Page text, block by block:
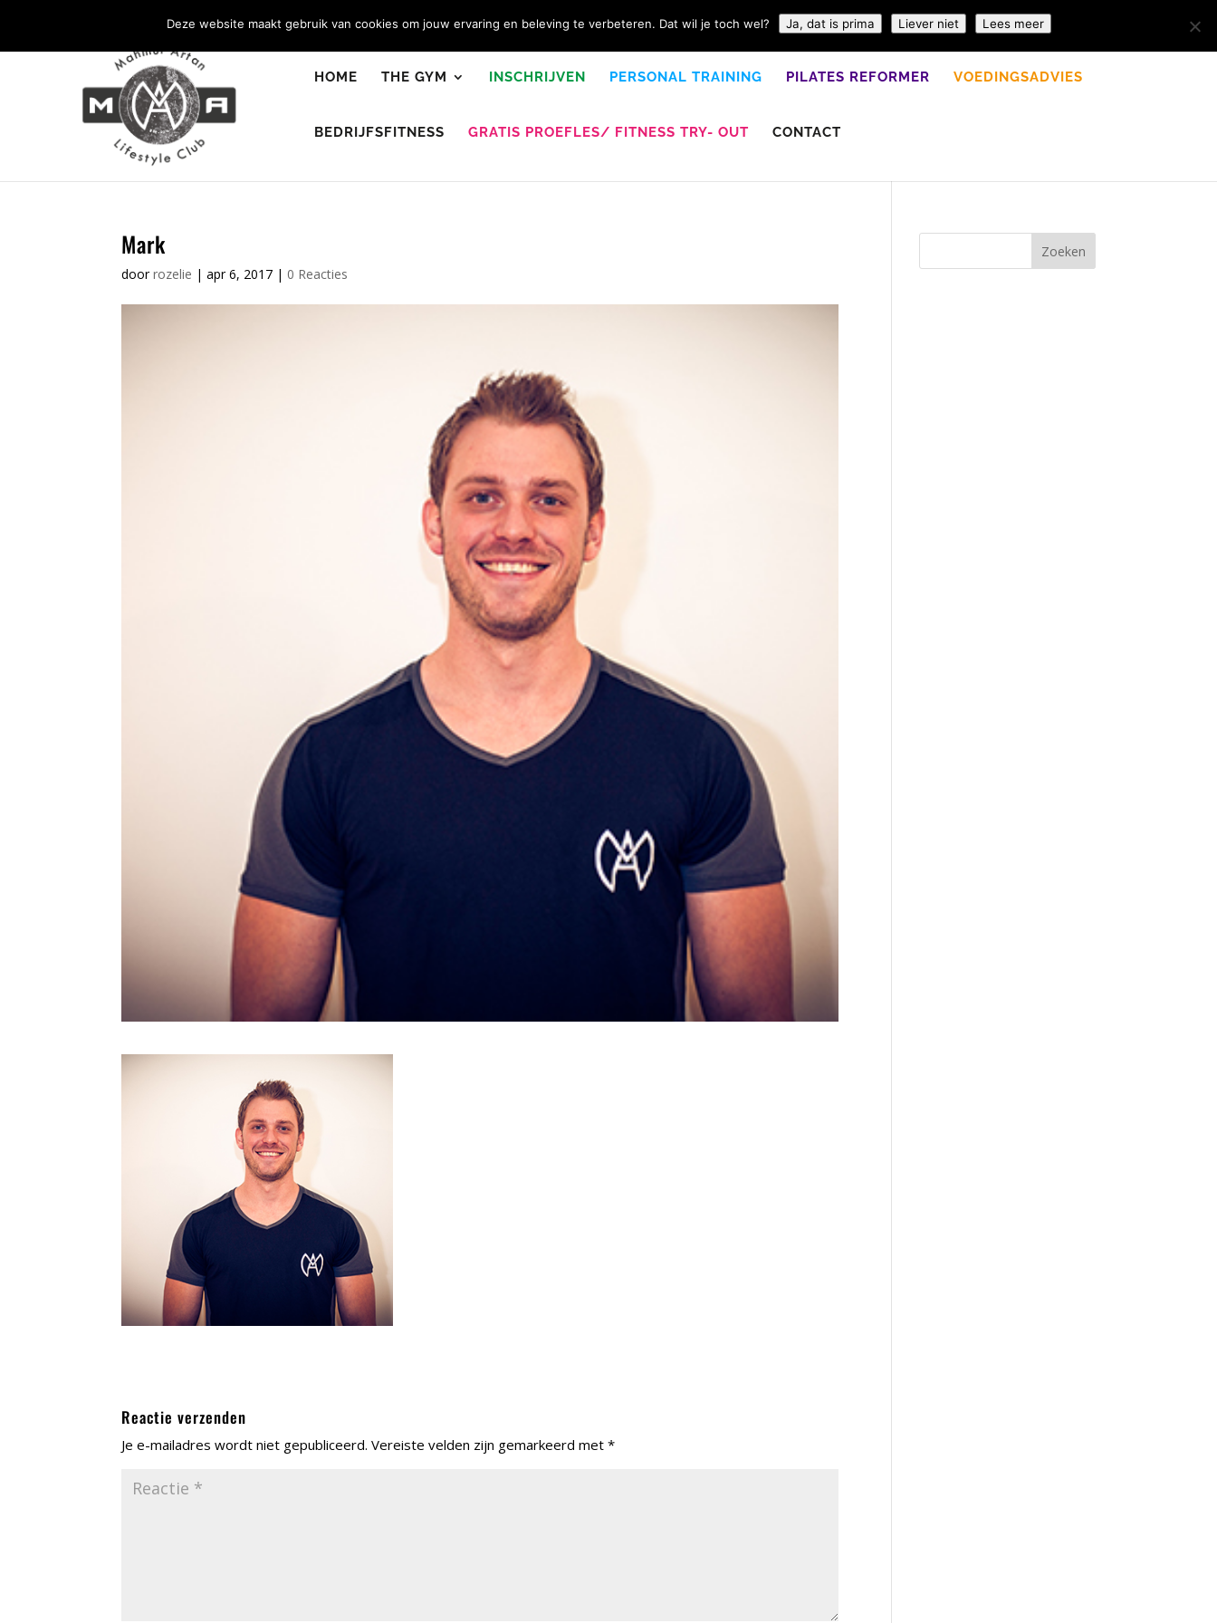
HOME THE GYM INSCHRIJVEN PERSONAL TRAINING PILATES REFORMER VOEDINGSADVIES
BEDRIJFSFITNESS GRATIS PROEFLES/ FITNESS TRY- OUT CONTACT
Mark
doorrozelie |apr 6, 2017 | 0 Reacties
Reactie verzenden
Je e-mailadres wordt niet gepubliceerd. Vereiste velden zijn gemarkeerd met*
Deze website maakt gebruik van cookies om jouw ervaring en beleving te verbeteren. Dat wil je toch wel? Ja, dat is prima Liever niet Lees meer